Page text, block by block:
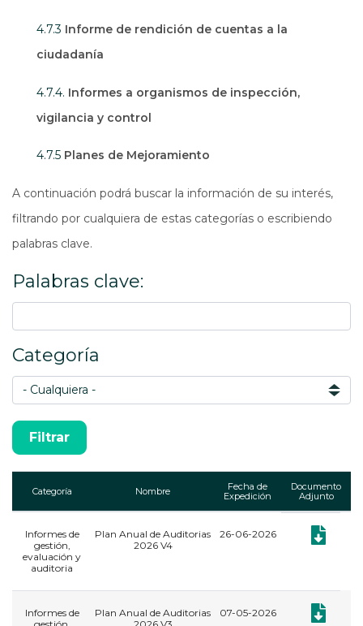
4.7.3 Informe de rendición de cuentas a la
ciudadanía
4.7.4. Informes a organismos de inspección,
vigilancia y control
4.7.5 Planes de Mejoramiento
A continuación podrá buscar la información de su interés,
filtrando por cualquiera de estas categorías o escribiendo
palabras clave.
Palabras clave:
Categoría
Categoría Nombre
Fecha de
Expedición
Documento
Adjunto
Informes de
gestión,
evaluación y
auditoria
Plan Anual de Auditorias
2026 V4
26-06-2026
Informes de
Plan Anual de Auditorias
07-05-2026